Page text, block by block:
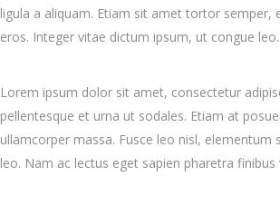
ligula a aliquam. Etiam sit amet tortor
eros. Integer vitae dictum ipsum, ut congue leo.
Lorem ipsum dolor sit amet, consectetur
pellentesque et urna ut sodales. Etiam at
ullamcorper massa. Fusce leo nisl,
leo. Nam ac lectus eget sapien pharetra finibus